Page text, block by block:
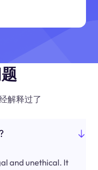
解释过了
and unethical. It